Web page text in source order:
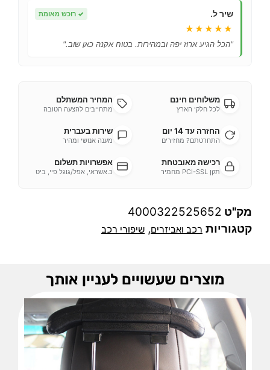
שיר ל. ✓ רוכש מאומת
★★★★★
"הכל הגיע ארוז יפה ובמהירות. בטוח אקנה כאן שוב."
משלוחים חינם
לכל חלקי הארץ
המחיר המשתלם
מתחייבים להצעה הטובה
החזרה עד 14 יום
התחרטתם? מחזירים
שירות בעברית
מענה אנושי ומהיר
רכישה מאובטחת
תקן PCI-SSL מחמיר
אפשרויות תשלום
כ.אשראי, אפל/גוגל פיי, ביט
מק"ט 4000322525652
קטגוריות רכב ואביזרים, שיפורי רכב
מוצרים שעשויים לעניין אותך